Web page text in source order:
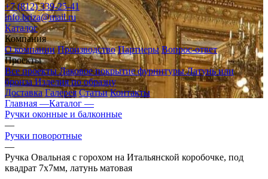
+7 (812) 339-25-41
info.briza@mail.ru
Каталог
Компания
О компании Производство Партнеры Вопрос-ответ
Проекты
Все проектыЛаковое покрытие фурнитурыЛатунь или
бронзаИзделия по образцу
Доставка Галерея Статьи Контакты
Главная —Каталог —
Ручки оконные и балконные
—
Ручки поворотные
—
Ручка Овальная с горохом на Итальянской коробочке, под
квадрат 7х7мм, латунь матовая